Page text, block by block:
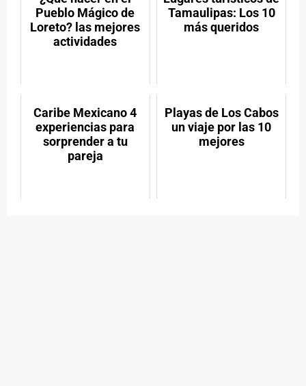
Pueblo Mágico de
Loreto? las mejores
actividades
Tamaulipas: Los 10
más queridos
Caribe Mexicano 4
experiencias para
sorprender a tu
pareja
Playas de Los Cabos
un viaje por las 10
mejores